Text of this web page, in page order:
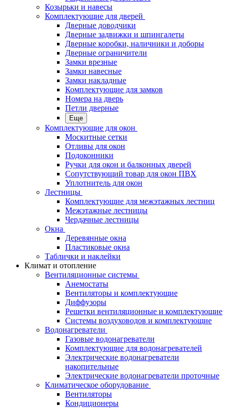
Козырьки и навесы
Комплектующие для дверей
Дверные доводчики
Дверные задвижки и шпингалеты
Дверные коробки, наличники и доборы
Дверные ограничители
Замки врезные
Замки навесные
Замки накладные
Комплектующие для замков
Номера на дверь
Петли дверные
Еще
Комплектующие для окон
Москитные сетки
Отливы для окон
Подоконники
Ручки для окон и балконных дверей
Сопутствующий товар для окон ПВХ
Уплотнитель для окон
Лестницы
Комплектующие для межэтажных лестниц
Межэтажные лестницы
Чердачные лестницы
Окна
Деревянные окна
Пластиковые окна
Таблички и наклейки
Климат и отопление
Вентиляционные системы
Анемостаты
Вентиляторы и комплектующие
Диффузоры
Решетки вентиляционные и комплектующие
Системы воздуховодов и комплектующие
Водонагреватели
Газовые водонагреватели
Комплектующие для водонагревателей
Электрические водонагреватели
накопительные
Электрические водонагреватели проточные
Климатическое оборудование
Вентиляторы
Кондиционеры